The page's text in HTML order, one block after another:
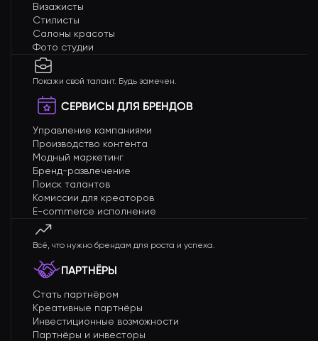
Визажисты
Стилисты
Салоны красоты
Фото студии
Покажи свой талант. Будь замечен.
СЕРВИСЫ ДЛЯ БРЕНДОВ
Управление кампаниями
Производство контента
Модный маркетинг
Бренд-развлечение
Поиск талантов
Комиссии для креаторов
E-commerce исполнение
Всё, что нужно брендам для роста и успеха.
ПАРТНЁРЫ
Стать партнёром
Креативные партнёры
Инвестиционные возможности
Партнёры и инвесторы